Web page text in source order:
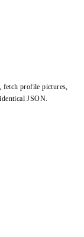
fetch profile pictures,
JSON.